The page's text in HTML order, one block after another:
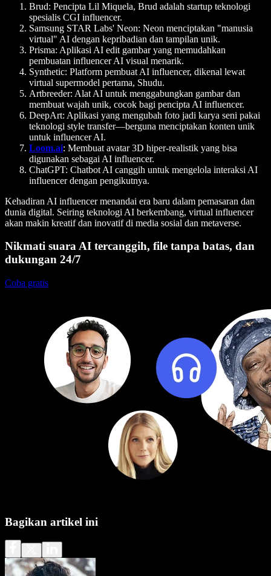
Brud: Pencipta Lil Miquela, Brud adalah startup teknologi
spesialis CGI influencer.
Samsung STAR Labs' Neon: Neon menciptakan "manusia
virtual" AI dengan kepribadian dan tampilan unik.
Prisma: Aplikasi AI edit gambar yang memudahkan
pembuatan influencer AI visual menarik.
Synthetic: Platform pembuat AI influencer, dikenal lewat
virtual supermodel pertama, Shudu.
Artbreeder: Alat AI untuk menggabungkan gambar dan
membuat wajah unik, cocok bagi pencipta AI influencer.
DeepArt: Aplikasi yang mengubah foto jadi karya seni pakai
teknologi style transfer—berguna menciptakan konten unik
untuk influencer AI.
Loom.ai: Membuat avatar 3D hiper-realistik yang bisa
digunakan sebagai AI influencer.
ChatGPT: Chatbot AI canggih untuk mengelola interaksi AI
influencer dengan pengikutnya.
Kehadiran AI influencer menandai era baru dalam pemasaran dan
dunia digital. Seiring teknologi AI berkembang, virtual influencer
akan makin kreatif dan inovatif di media sosial dan metaverse.
Nikmati suara AI tercanggih, file tanpa batas, dan
dukungan 24/7
Coba gratis
Bagikan artikel ini